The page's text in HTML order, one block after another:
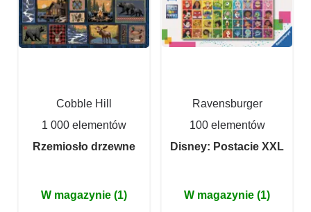
Cobble Hill
1 000 elementów
Rzemiosło drzewne
W magazynie (1)
Ravensburger
100 elementów
Disney: Postacie XXL
W magazynie (1)